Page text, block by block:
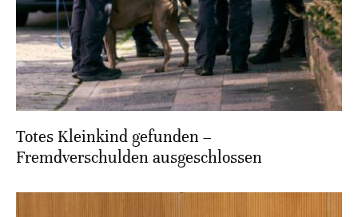
Totes Kleinkind gefunden –
Fremdverschulden ausgeschlossen